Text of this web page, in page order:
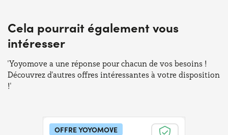
Cela pourrait également vous
intéresser
'Yoyomove a une réponse pour chacun de vos besoins !
Découvrez d'autres offres intéressantes à votre disposition
!'
OFFRE YOYOMOVE